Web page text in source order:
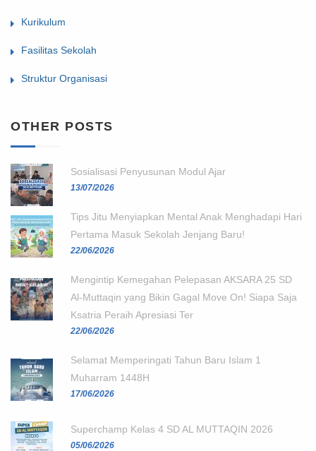
Kurikulum
Fasilitas Sekolah
Struktur Organisasi
OTHER POSTS
Sosialisasi Penyusunan Modul Ajar
13/07/2026
Tips Jitu Menyiapkan Mental Anak Menghadapi Hari
Pertama Masuk Sekolah Jenjang Baru!
22/06/2026
Mengintip Kemegahan Pelepasan AKSARA 25 SD
Al-Muttaqin yang Bikin Gagal Move On! Siapa Saja
Ksatria Peraih Apresiasi Ter
22/06/2026
Selamat Memperingati Tahun Baru Islam 1
Muharram 1448H
17/06/2026
Superchamp Kelas 4 SD AL MUTTAQIN 2026
05/06/2026